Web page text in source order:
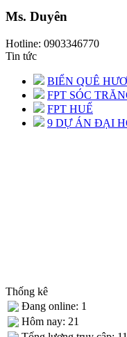
Ms. Duyên
Hotline: 0903346770
Tin tức
BIỂN QUÊ
FPT SÓC
FPT HUẾ
9 DỰ ÁN ĐẠI
Thống kê
Đang online: 1
Hôm nay: 21